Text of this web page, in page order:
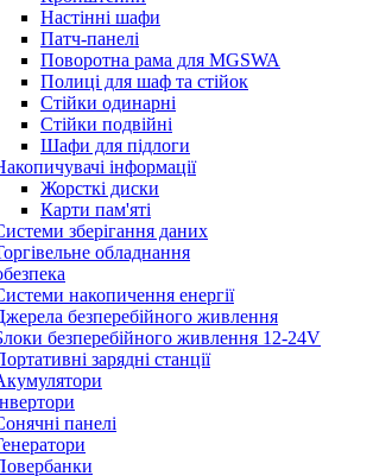
Настінні шафи
Патч-панелі
Поворотна рама для MGSWA
Полиці для шаф та стійок
Стійки одинарні
Стійки подвійні
Шафи для підлоги
інформації
Жорсткі диски
Карти пам'яті
зберігання даних
обладнання
накопичення енергії
безперебійного живлення
безперебійного живлення 12-24V
зарядні станції
панелі